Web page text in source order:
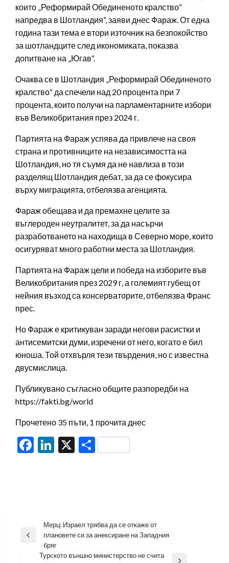
които „Реформирай Обединеното кралство“
напредва в Шотландия“, заяви днес Фараж. От една
година тази тема е втори източник на безпокойство
за шотландците след икономиката, показва
допитване на „Югав“.
Очаква се в Шотландия „Реформирай Обединеното
кралство“ да спечели над 20 процента при 7
процента, които получи на парламентарните избори
във Великобритания през 2024 г.
Партията на Фараж успява да привлече на своя
страна и противниците на независимостта на
Шотландия, но тя съумя да не навлиза в този
разделящ Шотландия дебат, за да се фокусира
върху миграцията, отбелязва агенцията.
Фараж обещава и да премахне целите за
въглероден неутралитет, за да насърчи
разработването на находища в Северно море, които
осигуряват много работни места за Шотландия.
Партията на Фараж цели и победа на изборите във
Великобритания през 2029 г, а големият губещ от
нейния възход са консерваторите, отбелязва Франс
прес.
Но Фараж е критикуван заради негови расистки и
антисемитски думи, изречени от него, когато е бил
юноша. Той отхвърля тези твърдения, но с известна
двусмислица.
Публикувано съгласно общите разпоредби на
https://fakti.bg/world
Прочетено 35 пъти, 1 прочита днес
Facebook
LinkedIn
X Share
Навигация
Previous
Мерц: Израел трябва да се откаже от
плановете си за анексиране на Западния
бряг
Турското външно министерство не счита